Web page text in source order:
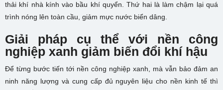
thải khí nhà kính vào bầu khí quyển. Thứ hai là làm chậm lại quá
trình nóng lên toàn cầu, giảm mực nước biển dâng.
Giải pháp cụ thể với nền công
nghiệp xanh giảm biến đổi khí hậu
Để từng bước tiến tới nền công nghiệp xanh, mà vẫn bảo đảm an
ninh năng lượng và cung cấp đủ nguyên liệu cho nền kinh tế thì